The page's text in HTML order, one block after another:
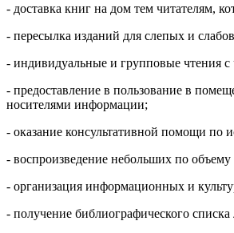
- доставка книг на дом тем читателям,
- пересылка изданий для слепых и
- индивидуальные и групповые чтения с
- предоставление в пользование в
носителями информации;
- оказание консультативной помощи по
- воспроизведение небольших по
- организация информационных и
- получение библиографического